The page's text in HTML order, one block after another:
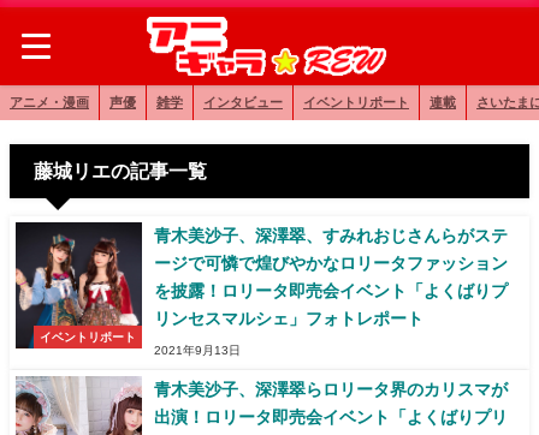
アニメ・漫画 声優 雑学 インタビュー イベントリポート 連載 さいたま
藤城リエの記事一覧
イベントリポート
青木美沙子、深澤翠、すみれおじさんらがステ
ージで可憐で煌びやかなロリータファッション
を披露！ロリータ即売会イベント「よくばりプ
リンセスマルシェ」フォトレポート
2021年9月13日
青木美沙子、深澤翠らロリータ界のカリスマが
出演！ロリータ即売会イベント「よくばりプリ